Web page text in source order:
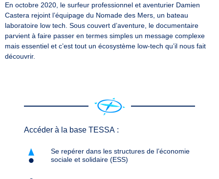
En octobre 2020, le surfeur professionnel et aventurier Damien
Castera rejoint l’équipage du Nomade des Mers, un bateau
laboratoire low tech. Sous couvert d’aventure, le documentaire
parvient à faire passer en termes simples un message complexe
mais essentiel et c’est tout un écosystème low-tech qu’il nous fait
découvrir.
Accéder à la base TESSA :
Se repérer dans les structures de l’économie
sociale et solidaire (ESS)